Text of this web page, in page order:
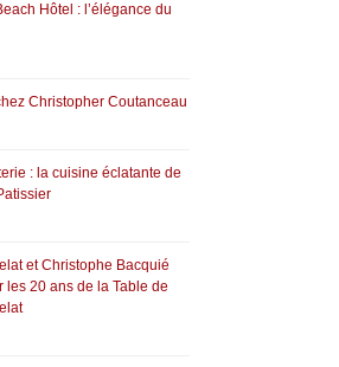
Hôtel : l’élégance du
Christopher Coutanceau
: la cuisine éclatante de
et Christophe Bacquié
les 20 ans de la Table de